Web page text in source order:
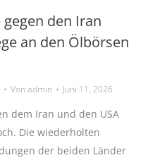
den Iran
an den Ölbörsen
Vonadmin Juni 11, 2026
dem Iran und den USA
Die wiederholten
der beiden Länder